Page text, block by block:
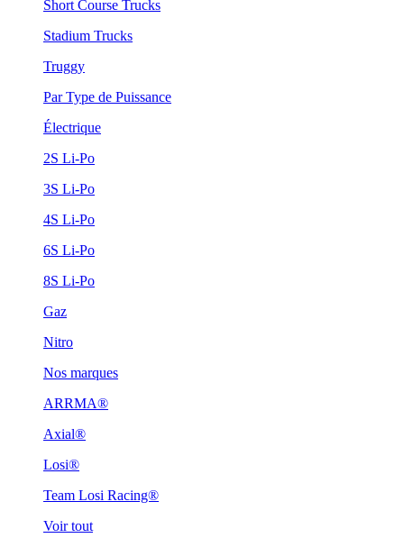
Short Course Trucks
Stadium Trucks
Truggy
Par Type de Puissance
Électrique
2S Li-Po
3S Li-Po
4S Li-Po
6S Li-Po
8S Li-Po
Gaz
Nitro
Nos marques
ARRMA®
Axial®
Losi®
Team Losi Racing®
Voir tout